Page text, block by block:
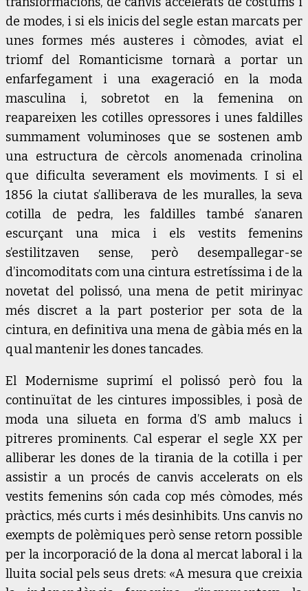
de modes, i si els inicis del segle estan marcats per
unes formes més austeres i còmodes, aviat el
triomf del Romanticisme tornarà a portar un
enfarfegament i una exageració en la moda
masculina i, sobretot en la femenina on
reapareixen les cotilles opressores i unes faldilles
summament voluminoses que se sostenen amb
una estructura de cèrcols anomenada crinolina
que dificulta severament els moviments. I si el
1856 la ciutat s’alliberava de les muralles, la seva
cotilla de pedra, les faldilles també s’anaren
escurçant una mica i els vestits femenins
s’estilitzaven sense, però desempallegar-se
d’incomoditats com una cintura estretíssima i de la
novetat del polissó, una mena de petit mirinyac
més discret a la part posterior per sota de la
cintura, en definitiva una mena de gàbia més en la
qual mantenir les dones tancades.
El Modernisme suprimí el polissó però fou la
continuïtat de les cintures impossibles, i posà de
moda una silueta en forma d’S amb malucs i
pitreres prominents. Cal esperar el segle XX per
alliberar les dones de la tirania de la cotilla i per
assistir a un procés de canvis accelerats on els
vestits femenins són cada cop més còmodes, més
pràctics, més curts i més desinhibits. Uns canvis no
exempts de polèmiques però sense retorn possible
per la incorporació de la dona al mercat laboral i la
lluita social pels seus drets: «A mesura que creixia